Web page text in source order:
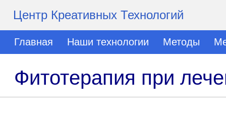
Центр Креативных Технологий
Главная Наши технологии Методы
Фитотерапия при